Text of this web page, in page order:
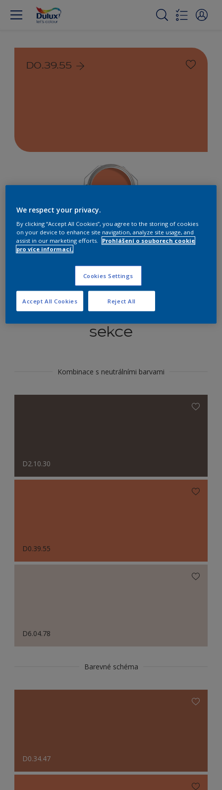
D0.39.55
Najít výrobek v tomto odstínu
Koordinovat barevné
sekce
Kombinace s neutrálními barvami
D2.10.30
D0.39.55
D6.04.78
Barevné schéma
D0.34.47
We respect your privacy.
By clicking “Accept All Cookies”, you agree to the storing of cookies
on your device to enhance site navigation, analyze site usage, and
assist in our marketing efforts.
Prohlášení o souborech cookie
pro více informací.
Cookies Settings
Reject All
Accept All Cookies